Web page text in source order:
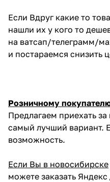
Если Вдруг какие то
нашли их у кого то
на ватсап/телеграмм/
и постараемся снизить
Розничному
Предлагаем приехать
самый лучший вариант.
возможность.
Если Вы в новосибирске
можете заказать Яндекс